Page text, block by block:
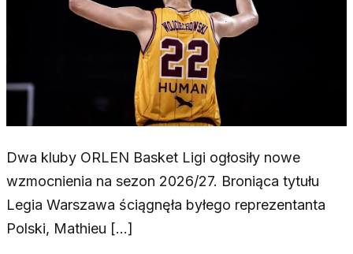
Dwa kluby ORLEN Basket Ligi ogłosiły nowe
wzmocnienia na sezon 2026/27. Broniąca tytułu
Legia Warszawa ściągnęła byłego reprezentanta
Polski, Mathieu […]